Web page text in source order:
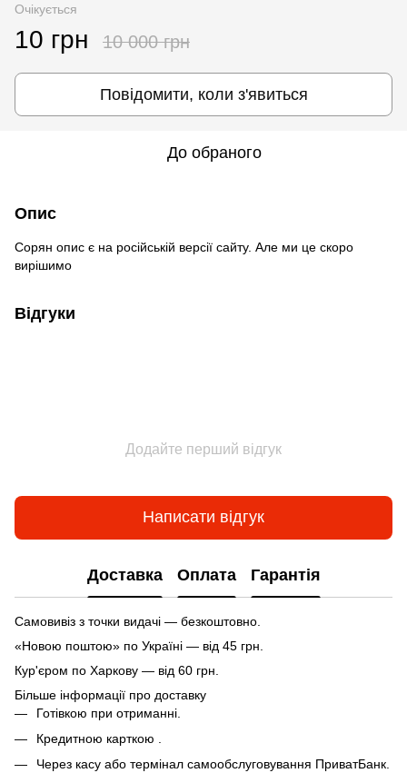
Очікується
10 грн 10 000 грн
Повідомити, коли з'явиться
До обраного
Опис
Сорян опис є на російській версії сайту. Але ми це скоро
вирішимо
Відгуки
Додайте перший відгук
Написати відгук
Доставка Оплата Гарантія
Самовивіз з точки видачі — безкоштовно.
«Новою поштою» по Україні — від 45 грн.
Кур'єром по Харкову — від 60 грн.
Більше інформації про доставку
Готівкою при отриманні.
Кредитною карткою .
Через касу або термінал самообслуговування ПриватБанк.